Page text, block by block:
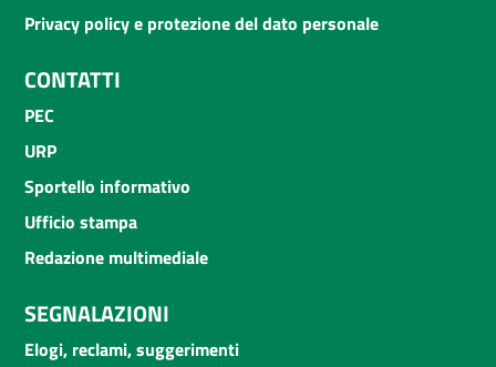
Privacy policy e protezione del dato personale
CONTATTI
PEC
URP
Sportello informativo
Ufficio stampa
Redazione multimediale
SEGNALAZIONI
Elogi, reclami, suggerimenti